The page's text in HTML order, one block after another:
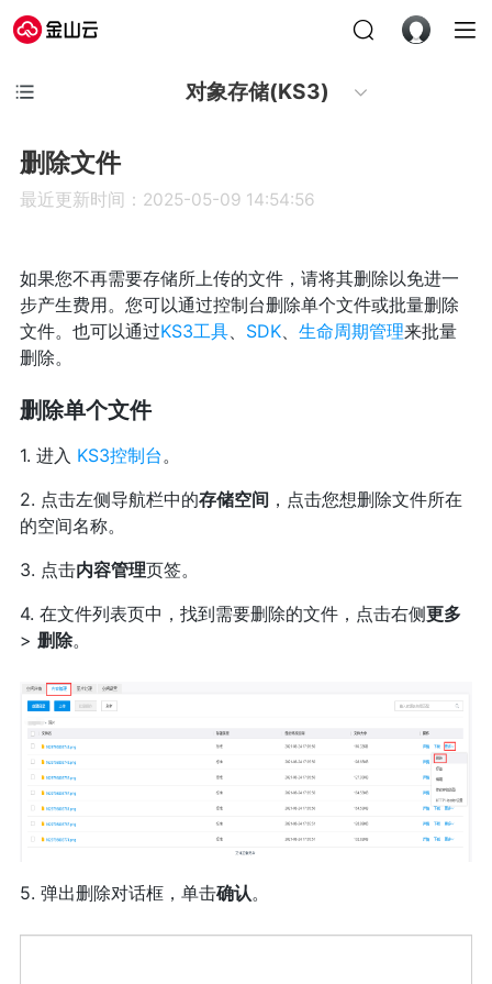
对象存储(KS3)
删除文件
最近更新时间：2025-05-09 14:54:56
如果您不再需要存储所上传的文件，请将其删除以免进一
步产生费用。您可以通过控制台删除单个文件或批量删除
文件。也可以通过KS3工具、 SDK、 生命周期管理来批量
删除。
删除单个文件
1. 进入 KS3控制台。
2. 点击左侧导航栏中的存储空间 ，点击您想删除文件所在
的空间名称。
3. 点击内容管理页签。
4. 在文件列表页中，找到需要删除的文件，点击右侧更多
> 删除。
5. 弹出删除对话框，单击确认。